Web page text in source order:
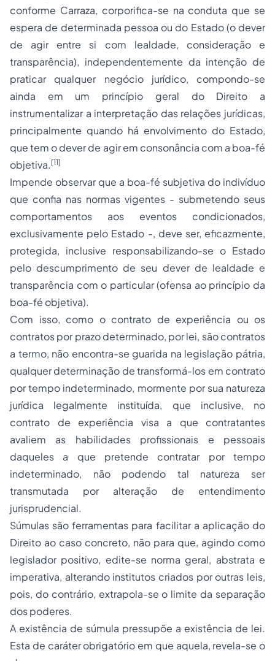
conforme Carraza, corporifica-se na conduta que se
espera de determinada pessoa ou do Estado (o dever
de agir entre si com lealdade, consideração e
transparência), independentemente da intenção de
praticar qualquer negócio jurídico, compondo-se
ainda em um princípio geral do Direito a
instrumentalizar a interpretação das relações jurídicas,
principalmente quando há envolvimento do Estado,
que tem o dever de agir em consonância com a boa-fé
objetiva. [11]
Impende observar que a boa-fé subjetiva do indivíduo
que confia nas normas vigentes - submetendo seus
comportamentos aos eventos condicionados,
exclusivamente pelo Estado -, deve ser, eficazmente,
protegida, inclusive responsabilizando-se o Estado
pelo descumprimento de seu dever de lealdade e
transparência com o particular (ofensa ao princípio da
boa-fé objetiva).
Com isso, como o contrato de experiência ou os
contratos por prazo determinado, por lei, são contratos
a termo, não encontra-se guarida na legislação pátria,
qualquer determinação de transformá-los em contrato
por tempo indeterminado, mormente por sua natureza
jurídica legalmente instituída, que inclusive, no
contrato de experiência visa a que contratantes
avaliem as habilidades profissionais e pessoais
daqueles a que pretende contratar por tempo
indeterminado, não podendo tal natureza ser
transmutada por alteração de entendimento
jurisprudencial.
Súmulas são ferramentas para facilitar a aplicação do
Direito ao caso concreto, não para que, agindo como
legislador positivo, edite-se norma geral, abstrata e
imperativa, alterando institutos criados por outras leis,
pois, do contrário, extrapola-se o limite da separação
dos poderes.
A existência de súmula pressupõe a existência de lei.
Esta de caráter obrigatório em que aquela, revela-se o